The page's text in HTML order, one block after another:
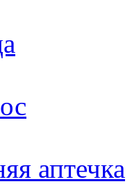
аптечка